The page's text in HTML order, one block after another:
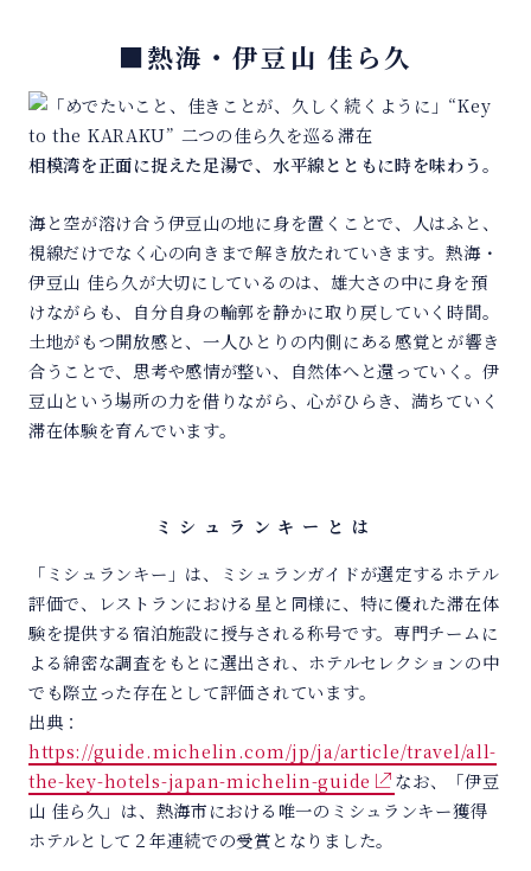
■熱海・伊豆山 佳ら久
相模湾を正面に捉えた足湯で、水平線とともに時を味わう。
海と空が溶け合う伊豆山の地に身を置くことで、人はふと、
視線だけでなく心の向きまで解き放たれていきます。熱海・
伊豆山 佳ら久が大切にしているのは、雄大さの中に身を預
けながらも、自分自身の輪郭を静かに取り戻していく時間。
土地がもつ開放感と、一人ひとりの内側にある感覚とが響き
合うことで、思考や感情が整い、自然体へと還っていく。伊
豆山という場所の力を借りながら、心がひらき、満ちていく
滞在体験を育んでいます。
ミシュランキーとは
「ミシュランキー」は、ミシュランガイドが選定するホテル
評価で、レストランにおける星と同様に、特に優れた滞在体
験を提供する宿泊施設に授与される称号です。専門チームに
よる綿密な調査をもとに選出され、ホテルセレクションの中
でも際立った存在として評価されています。
出典：
https://guide.michelin.com/jp/ja/article/travel/all-
the-key-hotels-japan-michelin-guide
なお、「伊豆
山 佳ら久」は、熱海市における唯一のミシュランキー獲得
ホテルとして２年連続での受賞となりました。